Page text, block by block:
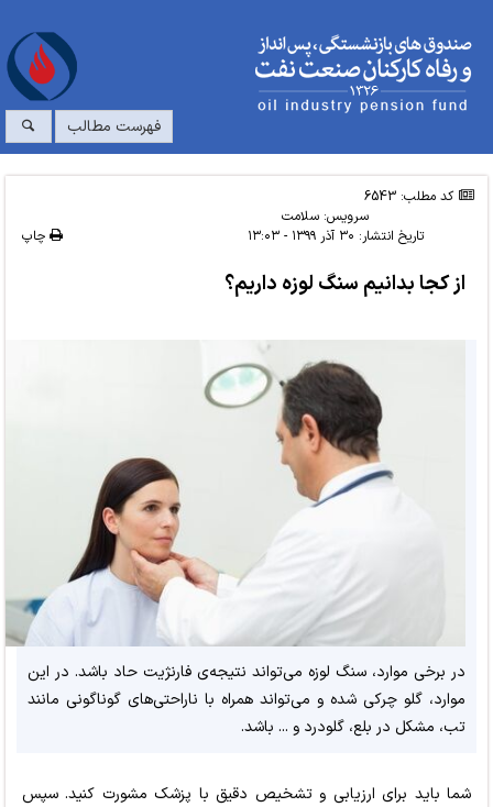
فهرست مطالب
کد مطلب: 6543
سرویس:سلامت
تاریخ انتشار: ۳۰ آذر ۱۳۹۹ - ۱۳:۰۳ چاپ
از کجا بدانیم سنگ لوزه داریم؟
در برخی موارد، سنگ لوزه می‌تواند نتیجه‌ی فارنژیت حاد باشد. در این
موارد، گلو چرکی شده و می‌تواند همراه با ناراحتی‌های گوناگونی مانند
تب، مشکل در بلع، گلودرد و ... باشد.
شما باید برای ارزیابی و تشخیص دقیق با پزشک مشورت کنید. سپس